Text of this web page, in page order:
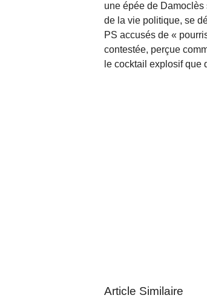
une épée de
de la vie politique, se
PS accusés de «
contestée, perçue
le cocktail explosif que
Article Similaire